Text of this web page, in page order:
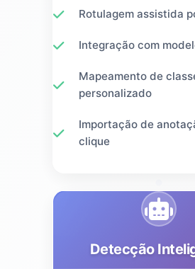
Rotulagem assistida
Integração com
Mapeamento de
personalizado
Importação de
clique
Detecção